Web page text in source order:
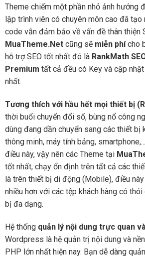
Theme chiếm một phần nhỏ ảnh hướng
lập trình viên có chuyên môn cao đã
code vẫn đảm bảo về vấn đề thân thiện
MuaTheme.Net cũng sẽ miễn phícho
hỗ trợ SEO tốt nhất đó là RankMath
Premium tất cả đều có Key và cập
nhất.
Tương thích với hầu hết mọi thiết bị
thời buổi chuyển đổi số, bùng nổ công
dùng đang dần chuyển sang các thiết bị
thông minh, máy tính bảng,
điều này, vậy nên các Theme tại
tốt nhất, chạy ổn định trên tất cả các
là trên thiết bị di động (Mobile), điều
nhiều hơn với các tệp khách hàng có
bị đa dạng.
Hệ thống quản lý nội dung trực quan
Wordpress là hệ quản trị nội dung và
PHP lớn nhất hiện nay. Bạn dễ dàng